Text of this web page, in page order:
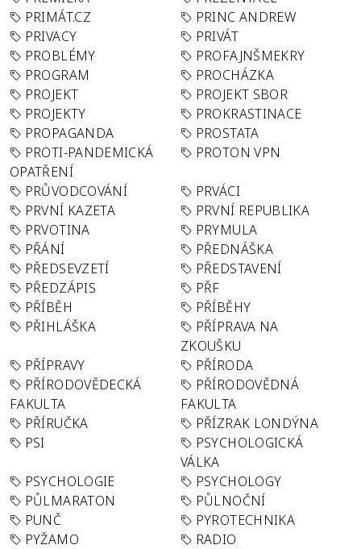
PRIMÁT.CZ
PRINC ANDREW
PRIVACY
PRIVÁT
PROBLÉMY
PROFAJNŠMEKRY
PROGRAM
PROCHÁZKA
PROJEKT
PROJEKT SBOR
PROJEKTY
PROKRASTINACE
PROPAGANDA
PROSTATA
PROTI-PANDEMICKÁ
OPATŘENÍ
PROTON VPN
PRŮVODCOVÁNÍ
PRVÁCI
PRVNÍ KAZETA
PRVNÍ REPUBLIKA
PRVOTINA
PRYMULA
PŘÁNÍ
PŘEDNÁŠKA
PŘEDSEVZETÍ
PŘEDSTAVENÍ
PŘEDZÁPIS
PŘF
PŘÍBĚH
PŘÍBĚHY
PŘIHLÁŠKA
PŘÍPRAVA NA
ZKOUŠKU
PŘÍPRAVY
PŘÍRODA
PŘÍRODOVĚDECKÁ
FAKULTA
PŘÍRODOVĚDNÁ
FAKULTA
PŘÍRUČKA
PŘÍZRAK LONDÝNA
PSI
PSYCHOLOGICKÁ
VÁLKA
PSYCHOLOGIE
PSYCHOLOGY
PŮLMARATON
PŮLNOČNÍ
PUNČ
PYROTECHNIKA
PYŽAMO
RADIO